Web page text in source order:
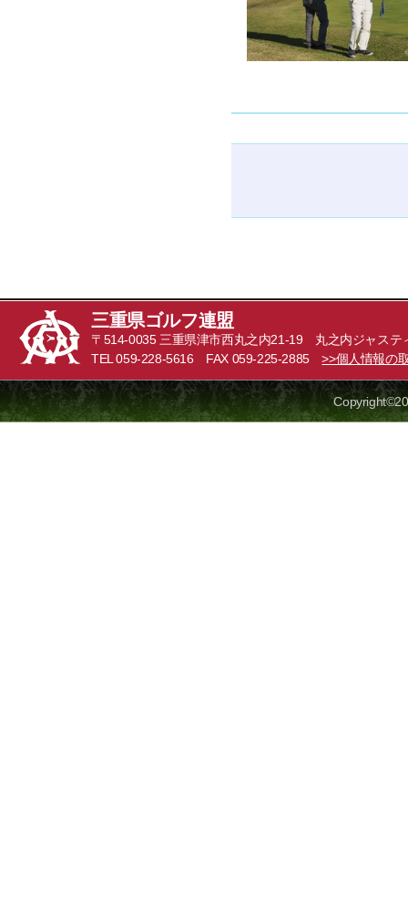
三重県ゴルフ連盟
〒514-0035 三重県津市西丸之内21-19 丸之内ジャステ
TEL 059-228-5616 FAX 059-225-2885>>個人情報の